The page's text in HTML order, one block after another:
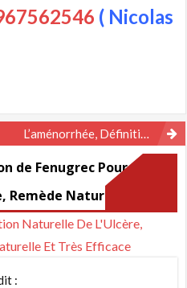
( Nicolas
L’aménorrhée, Définition, Causes et Traitement Naturel
de Fenugrec Pour
Naturel
Naturelle De L'Ulcère,
Et Très Efficace
: